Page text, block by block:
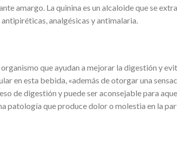
amargo. La quinina es un alcaloide que se
analgésicas y antimalaria.
que ayudan a mejorar la digestión y
en esta bebida, «además de otorgar una
de digestión y puede ser aconsejable para
patología que produce dolor o molestia en la